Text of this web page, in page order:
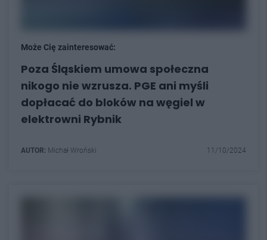
Może Cię zainteresować:
Poza Śląskiem umowa społeczna
nikogo nie wzrusza. PGE ani myśli
dopłacać do bloków na węgiel w
elektrowni Rybnik
AUTOR: Michał Wroński 11/10/2024